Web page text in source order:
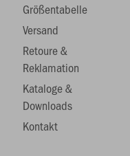
Größentabelle
Versand
Retoure &
Reklamation
Kataloge &
Downloads
Kontakt